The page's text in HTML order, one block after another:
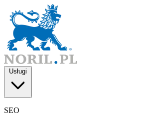
Usługi
SEO